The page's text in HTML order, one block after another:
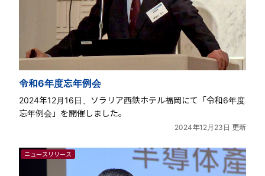
令和6年度忘年例会
2024年12月16日、ソラリア西鉄ホテル福岡にて「令和6年度
忘年例会」を開催しました。
2024年12月23日 更新
ニュースリリース